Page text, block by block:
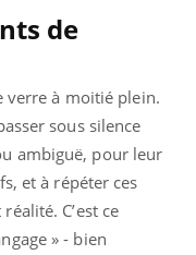
de
verre à moitié plein.
sous silence
ambiguë, pour leur
et à répéter ces
C’est ce
» - bien